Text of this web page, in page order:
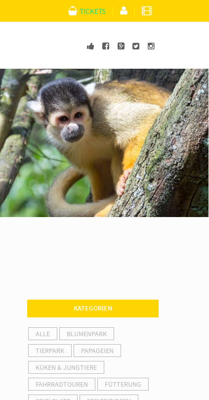
TICKETS
KATEGORIEN
ALLE
BLUMENPARK
TIERPARK
PAPAGEIEN
KÜKEN & JUNGTIERE
FAHRRADTOUREN
FÜTTERUNG